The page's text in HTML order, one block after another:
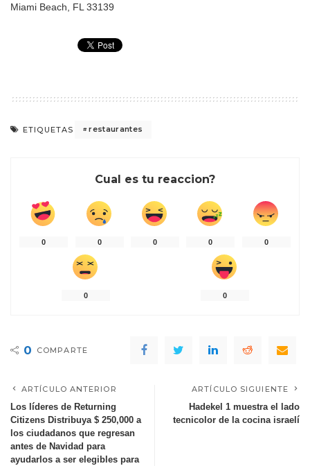
Miami Beach, FL 33139
ETIQUETAS restaurantes
Cual es tu reaccion?
0 0 0 0 0
0 0
0 COMPARTE
ARTÍCULO ANTERIOR
Los líderes de Returning
Citizens Distribuya $ 250,000 a
los ciudadanos que regresan
antes de Navidad para
ayudarlos a ser elegibles para
ARTÍCULO SIGUIENTE
Hadekel 1 muestra el lado
tecnicolor de la cocina israelí